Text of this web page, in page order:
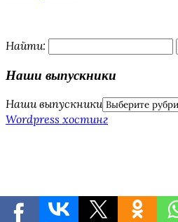
Найти:
Наши выпускники
Наши выпускники
Wordpress хостинг